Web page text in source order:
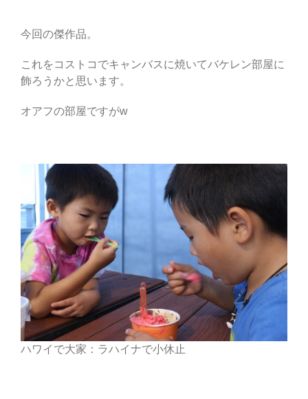
今回の傑作品。
これをコストコでキャンバスに焼いてバケレン部屋に
飾ろうかと思います。
オアフの部屋ですがw
ハワイで大家：ラハイナで小休止